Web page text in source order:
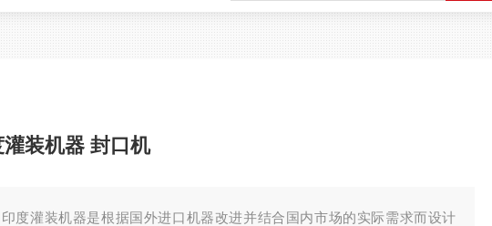
装机器 封口机
度灌装机器是根据国外进口机器改进并结合国内市场的实际需求而设计